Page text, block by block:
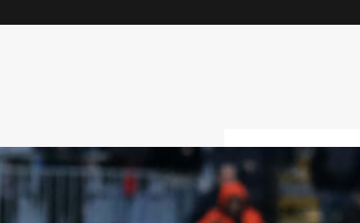
ULTIM’ORA